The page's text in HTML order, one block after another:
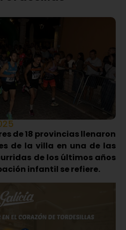
de 18 provincias llenaron
de la villa en una de las
de los últimos años
infantil se refiere.